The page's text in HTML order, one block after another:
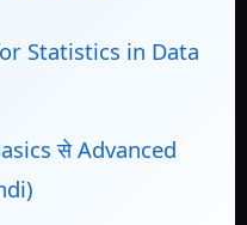
Statistics in Data
से Advanced